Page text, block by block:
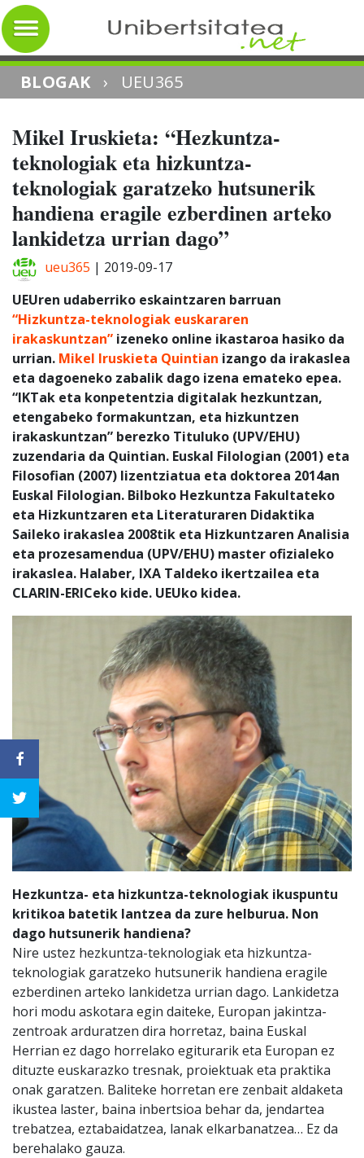
BLOGAK › UEU365
Mikel Iruskieta: “Hezkuntza-
teknologiak eta hizkuntza-
teknologiak garatzeko hutsunerik
handiena eragile ezberdinen arteko
lankidetza urrian dago”
ueu365 | 2019-09-17
UEUren udaberriko eskaintzaren barruan
“Hizkuntza-teknologiak euskararen
irakaskuntzan” izeneko online ikastaroa hasiko da
urrian. Mikel Iruskieta Quintian izango da irakaslea
eta dagoeneko zabalik dago izena emateko epea.
“IKTak eta konpetentzia digitalak hezkuntzan,
etengabeko formakuntzan, eta hizkuntzen
irakaskuntzan” berezko Tituluko (UPV/EHU)
zuzendaria da Quintian. Euskal Filologian (2001) eta
Filosofian (2007) lizentziatua eta doktorea 2014an
Euskal Filologian. Bilboko Hezkuntza Fakultateko
eta Hizkuntzaren eta Literaturaren Didaktika
Saileko irakaslea 2008tik eta Hizkuntzaren Analisia
eta prozesamendua (UPV/EHU) master ofizialeko
irakaslea. Halaber, IXA Taldeko ikertzailea eta
CLARIN-ERICeko kide. UEUko kidea.
Hezkuntza- eta hizkuntza-teknologiak ikuspuntu
kritikoa batetik lantzea da zure helburua. Non
dago hutsunerik handiena?
Nire ustez hezkuntza-teknologiak eta hizkuntza-
teknologiak garatzeko hutsunerik handiena eragile
ezberdinen arteko lankidetza urrian dago. Lankidetza
hori modu askotara egin daiteke, Europan jakintza-
zentroak arduratzen dira horretaz, baina Euskal
Herrian ez dago horrelako egiturarik eta Europan ez
dituzte euskarazko tresnak, proiektuak eta praktika
onak garatzen. Baliteke horretan ere zenbait aldaketa
ikustea laster, baina inbertsioa behar da, jendartea
trebatzea, eztabaidatzea, lanak elkarbanatzea… Ez da
berehalako gauza.